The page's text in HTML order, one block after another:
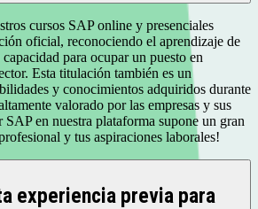
cursos SAP online y presenciales
oficial, reconociendo el aprendizaje de
para ocupar un puesto en
Esta titulación también es un
y conocimientos adquiridos durante
valorado por las empresas y sus
SAP en nuestra plataforma supone un gran
y tus aspiraciones laborales!
experiencia previa para